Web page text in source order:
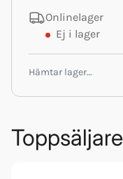
Onlinelager
Ej i lager
Hämtar lager…
Toppsäljare